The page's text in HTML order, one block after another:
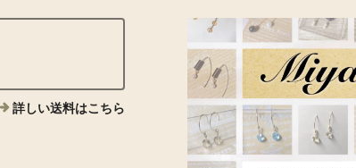
詳しい送料はこちら